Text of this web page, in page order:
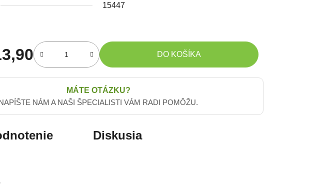
15447
cena:
DO KOŠÍKA
MÁTE OTÁZKU?
NÁM A NAŠI ŠPECIALISTI VÁM RADI POMÔŽU.
Diskusia